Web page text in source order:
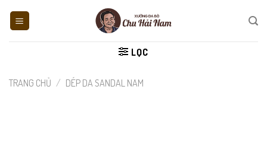
LỌC
TRANG CHỦ / DÉP DA SANDAL NAM